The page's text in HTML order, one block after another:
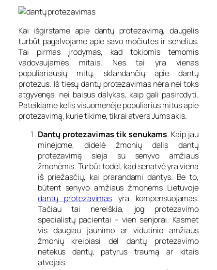
Kai išgirstame apie dantų protezavimą, daugelis
turbūt pagalvojame apie savo močiutes ir senelius.
Tai pirmas įrodymas, kad tokiomis temomis
vadovaujamės mitais. Nes tai yra vienas
populiariausių mitų, sklandančių apie dantų
protezus. Iš tiesų dantų protezavimas nėra nei toks
atgyvenęs, nei baisus dalykas, kaip gali pasirodyti.
Pateikiame kelis visuomenėje populiarius mitus apie
protezavimą, kurie tikime, tikrai atvers Jums akis.
Dantų protezavimas tik senukams. Kaip jau
minėjome, didelė žmonių dalis dantų
protezavimą sieja su senyvo amžiaus
žmonėmis. Turbūt todėl, kad senatvė yra viena
iš priežasčių, kai prarandami dantys. Be to,
būtent senyvo amžiaus žmonėms Lietuvoje
dantų protezavimas yra kompensuojamas.
Tačiau tai nereiškia, jog protezavimo
specialistų pacientai – vien senjorai. Kasmet
vis daugiau jaunimo ar vidutinio amžiaus
žmonių kreipiasi dėl dantų protezavimo
netekus dantų, patyrus traumą ar kitais
atvejais.